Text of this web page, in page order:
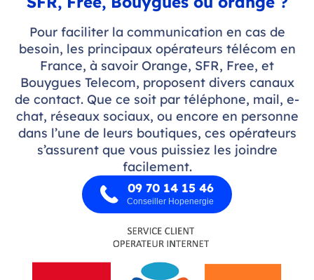
Pour faciliter la communication en cas de
besoin, les principaux opérateurs télécom en
France, à savoir Orange, SFR, Free, et
Bouygues Telecom, proposent divers canaux
de contact. Que ce soit par téléphone, mail, e-
chat, réseaux sociaux, ou encore en personne
dans l’une de leurs boutiques, ces opérateurs
s’assurent que vous puissiez les joindre
facilement.
09 70 14 15 46
Conseiller Hopenergie